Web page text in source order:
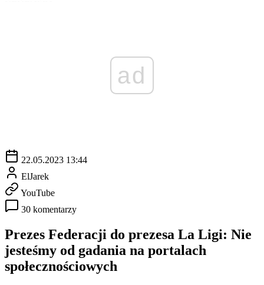
ad
22.05.2023 13:44
ElJarek
YouTube
30 komentarzy
Prezes Federacji do prezesa La Ligi: Nie
jesteśmy od gadania na portalach
społecznościowych